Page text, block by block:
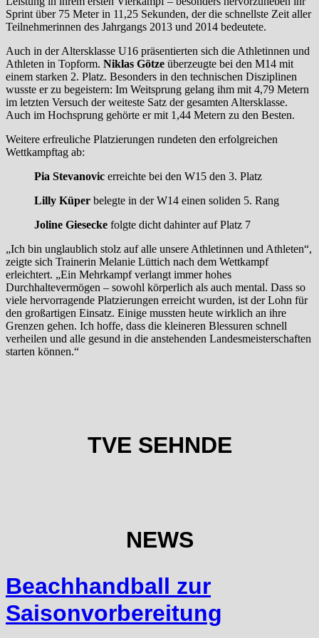
Sprint über 75 Meter in 11,25 Sekunden, der die schnellste Zeit aller
Teilnehmerinnen des Jahrgangs 2013 und 2014 bedeutete.
Auch in der Altersklasse U16 präsentierten sich die Athletinnen und
Athleten in Topform. Niklas Götze überzeugte bei den M14 mit
einem starken 2. Platz. Besonders in den technischen Disziplinen
wusste er zu begeistern: Im Weitsprung gelang ihm mit 4,79 Metern
im letzten Versuch der weiteste Satz der gesamten Altersklasse.
Auch im Hochsprung gehörte er mit 1,44 Metern zu den Besten.
Weitere erfreuliche Platzierungen rundeten den erfolgreichen
Wettkampftag ab:
Pia Stevanovic erreichte bei den W15 den 3. Platz
Lilly Küper belegte in der W14 einen soliden 5. Rang
Joline Giesecke folgte dicht dahinter auf Platz 7
„Ich bin unglaublich stolz auf alle unsere Athletinnen und Athleten“,
zeigte sich Trainerin Melanie Lüttich nach dem Wettkampf
erleichtert. „Ein Mehrkampf verlangt immer hohes
Durchhaltevermögen – sowohl körperlich als auch mental. Dass so
viele hervorragende Platzierungen erreicht wurden, ist der Lohn für
den großartigen Einsatz. Einige mussten heute wirklich an ihre
Grenzen gehen. Ich hoffe, dass die kleineren Blessuren schnell
verheilen und alle gesund in die anstehenden Landesmeisterschaften
starten können.“
TVE SEHNDE
NEWS
Beachhandball zur
Saisonvorbereitung